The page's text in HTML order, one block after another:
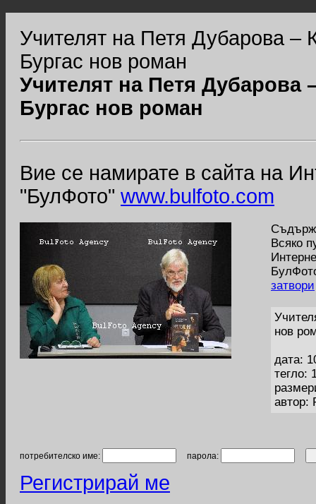
Учителят на Петя Дубарова –
Бургас нов роман
Учителят на Петя
Бургас нов роман
Вие се намирате в сайта на
"БулФото" www.bulfoto.com
Всяко
затвори
нов
дата:
тегло:
автор:
потребителско име: парола:
Регистрирай ме